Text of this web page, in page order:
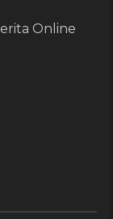
Online